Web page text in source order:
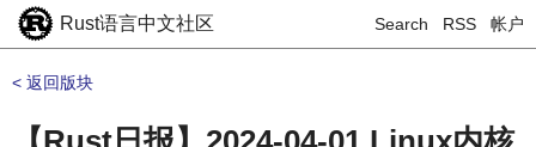
Rust语言中文社区 Search RSS 帐户
< 返回版块